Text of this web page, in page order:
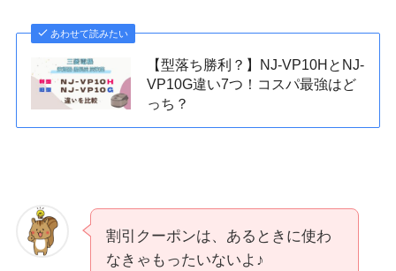
あわせて読みたい
【型落ち勝利？】NJ-VP10HとNJ-
VP10G違い7つ！コスパ最強はど
っち？
割引クーポンは、あるときに使わ
なきゃもったいないよ♪